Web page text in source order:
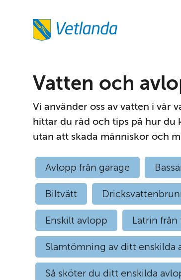
Vatten och
Vi använder oss av vatten i vår
hittar du råd och tips på hur du
utan att skada människor och
Avlopp från garage
Biltvätt
Enskilt avlopp Latrin
Slamtömning av ditt enskilda
Så sköter du ditt enskilda